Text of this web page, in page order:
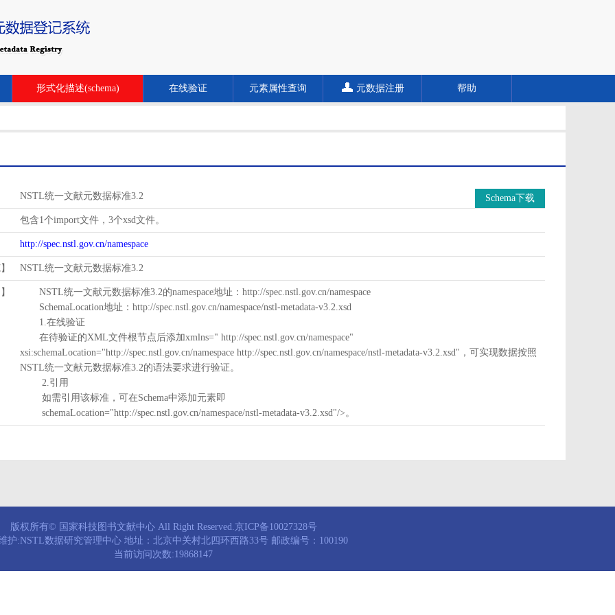
形式化描述(schema) 在线验证 元素属性查询 元数据注册 帮助
NSTL统一文献元数据标准3.2 Schema下载
包含1个import文件，3个xsd文件。
http://spec.nstl.gov.cn/namespace
NSTL统一文献元数据标准3.2
NSTL统一文献元数据标准3.2的namespace地址：http://spec.nstl.gov.cn/namespace
SchemaLocation地址：http://spec.nstl.gov.cn/namespace/nstl-metadata-v3.2.xsd
1.在线验证
在待验证的XML文件根节点后添加xmlns=" http://spec.nstl.gov.cn/namespace"
xsi:schemaLocation="http://spec.nstl.gov.cn/namespace http://spec.nstl.gov.cn/namespace/nstl-metadata-v3.2.xsd"，可实现数据按照
NSTL统一文献元数据标准3.2的语法要求进行验证。
2.引用
如需引用该标准，可在Schema中添加元素即
schemaLocation="http://spec.nstl.gov.cn/namespace/nstl-metadata-v3.2.xsd"/>。
版权所有© 国家科技图书文献中心 All Right Reserved.京ICP备10027328号
护:NSTL数据研究管理中心 地址：北京中关村北四环西路33号 邮政编号：100190
当前访问次数:19868147